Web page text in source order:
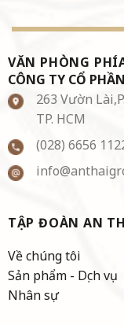
VĂN PHÒNG
CÔNG TY CỔ
263 Vườn
TP. HCM
(028) 6656
TẬP ĐOÀN AN
Về chúng tôi
Sản phẩm - Dịch vụ
Nhân sự